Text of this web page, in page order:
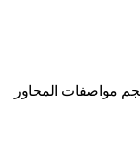
مواصفات المحاور